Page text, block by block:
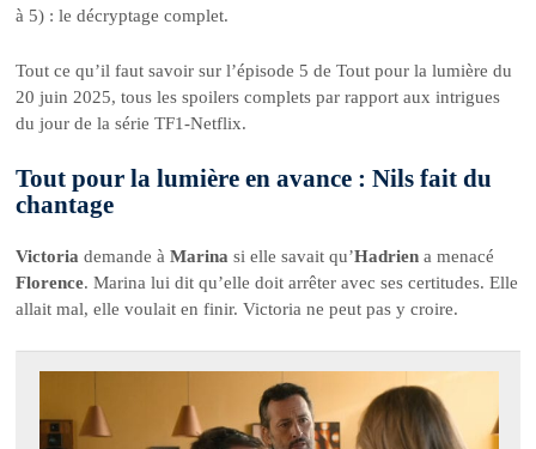
à 5) : le décryptage complet.
Tout ce qu’il faut savoir sur l’épisode 5 de Tout pour la lumière du
20 juin 2025, tous les spoilers complets par rapport aux intrigues
du jour de la série TF1-Netflix.
Tout pour la lumière en avance : Nils fait du
chantage
Victoria demande àMarina si elle savait qu’Hadrien a menacé
Florence. Marina lui dit qu’elle doit arrêter avec ses certitudes. Elle
allait mal, elle voulait en finir. Victoria ne peut pas y croire.